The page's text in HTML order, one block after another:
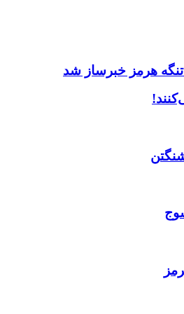
تنگه هرمز خبرساز شد